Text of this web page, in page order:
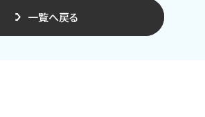
一覧へ戻る